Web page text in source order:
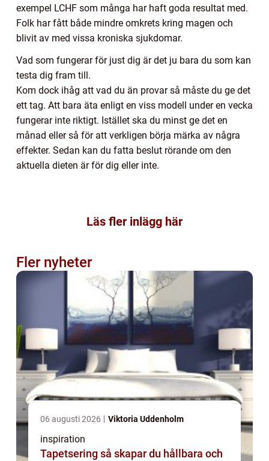
exempel LCHF som många har haft goda resultat med.
Folk har fått både mindre omkrets kring magen och
blivit av med vissa kroniska sjukdomar.
Vad som fungerar för just dig är det ju bara du som kan
testa dig fram till.
Kom dock ihåg att vad du än provar så måste du ge det
ett tag. Att bara äta enligt en viss modell under en vecka
fungerar inte riktigt. Istället ska du minst ge det en
månad eller så för att verkligen börja märka av några
effekter. Sedan kan du fatta beslut rörande om den
aktuella dieten är för dig eller inte.
Läs fler inlägg här
Fler nyheter
06 augusti 2026 Viktoria Uddenholm
inspiration
Tapetsering så skapar du hållbara och